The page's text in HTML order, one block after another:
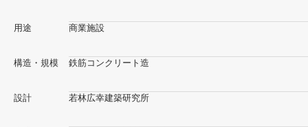
用途 商業施設
構造・規模 鉄筋コンクリート造
設計 若林広幸建築研究所